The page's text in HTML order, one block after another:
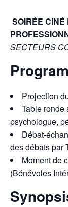
SOIRÉE
SECTEURS
Projection
Table ronde
psychologue,
Débat-
des débats par
Moment de
(Bénévoles